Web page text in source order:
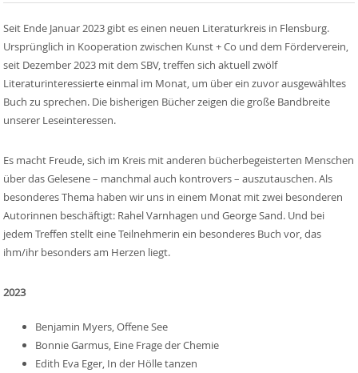
Seit Ende Januar 2023 gibt es einen neuen Literaturkreis in Flensburg.
Ursprünglich in Kooperation zwischen Kunst + Co und dem Förderverein,
seit Dezember 2023 mit dem SBV, treffen sich aktuell zwölf
Literaturinteressierte einmal im Monat, um über ein zuvor ausgewähltes
Buch zu sprechen. Die bisherigen Bücher zeigen die große Bandbreite
unserer Leseinteressen.
Es macht Freude, sich im Kreis mit anderen bücherbegeisterten Menschen
über das Gelesene – manchmal auch kontrovers – auszutauschen. Als
besonderes Thema haben wir uns in einem Monat mit zwei besonderen
Autorinnen beschäftigt: Rahel Varnhagen und George Sand. Und bei
jedem Treffen stellt eine Teilnehmerin ein besonderes Buch vor, das
ihm/ihr besonders am Herzen liegt.
2023
Benjamin Myers, Offene See
Bonnie Garmus, Eine Frage der Chemie
Edith Eva Eger, In der Hölle tanzen